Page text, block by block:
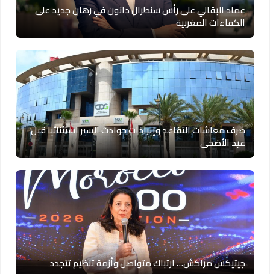
عماد البقالي على رأس سنطرال دانون في رهان جديد على
الكفاءات المغربية
صرف معاشات التقاعد وإيرادات حوادث السير استثنائيا قبل
عيد الأضحى
جيتيكس مراكش… ارتباك متواصل وأزمة تنظيم تتجدد